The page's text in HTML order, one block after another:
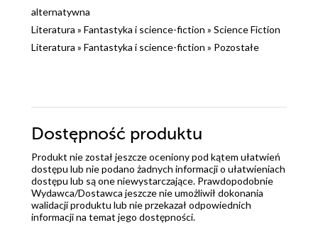
alternatywna
Literatura » Fantastyka i science-fiction » Science Fiction
Literatura » Fantastyka i science-fiction » Pozostałe
Dostępność produktu
Produkt nie został jeszcze oceniony pod kątem ułatwień
dostępu lub nie podano żadnych informacji o ułatwieniach
dostępu lub są one niewystarczające. Prawdopodobnie
Wydawca/Dostawca jeszcze nie umożliwił dokonania
walidacji produktu lub nie przekazał odpowiednich
informacji na temat jego dostępności.